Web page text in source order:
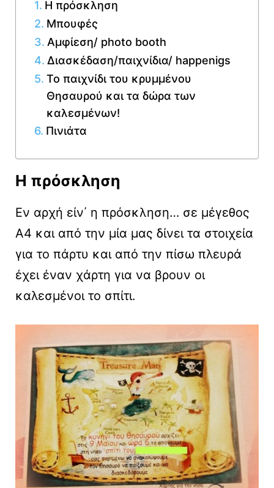
Η πρόσκληση
Μπουφές
Αμφίεση/ photo booth
Διασκέδαση/παιχνίδια/ happenigs
Το παιχνίδι του κρυμμένου
Θησαυρού και τα δώρα των
καλεσμένων!
Πινιάτα
Η πρόσκληση
Εν αρχή είν΄ η πρόσκληση… σε μέγεθος
Α4 και από την μία μας δίνει τα στοιχεία
για το πάρτυ και από την πίσω πλευρά
έχει έναν χάρτη για να βρουν οι
καλεσμένοι το σπίτι.